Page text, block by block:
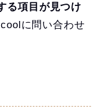
る項目が見つけ
に問い合わせ